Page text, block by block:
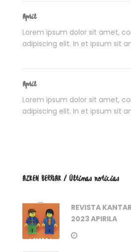
April
Lorem ipsum dolor sit amet,
adipiscing elit. In et ipsum sit
April
Lorem ipsum dolor sit amet,
adipiscing elit. In et ipsum sit
AZKEN BERRIAK / Últimas noticias
REVISTA
2023 APIRILA